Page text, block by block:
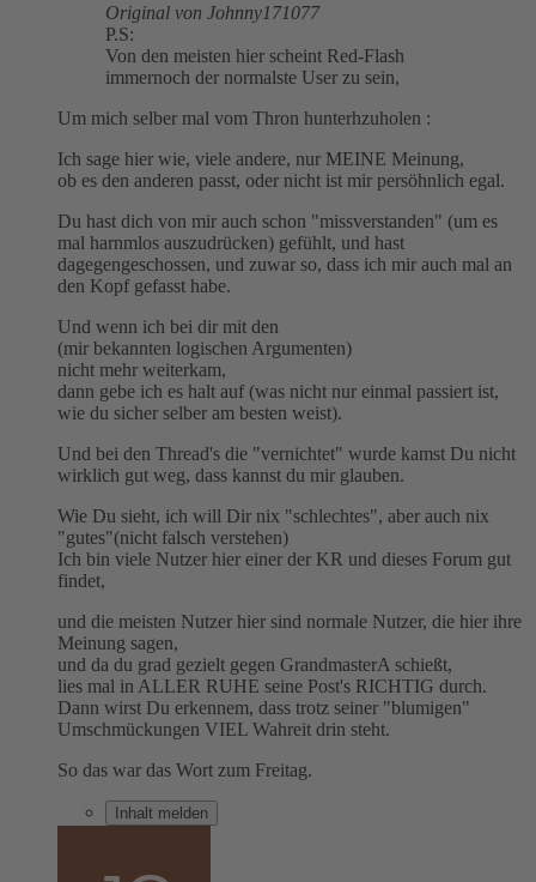
Original von Johnny171077
P.S:
Von den meisten hier scheint Red-Flash
immernoch der normalste User zu sein,
Um mich selber mal vom Thron hunterhzuholen :
Ich sage hier wie, viele andere, nur MEINE Meinung,
ob es den anderen passt, oder nicht ist mir persöhnlich egal.
Du hast dich von mir auch schon "missverstanden" (um es
mal harnmlos auszudrücken) gefühlt, und hast
dagegengeschossen, und zuwar so, dass ich mir auch mal an
den Kopf gefasst habe.
Und wenn ich bei dir mit den
(mir bekannten logischen Argumenten)
nicht mehr weiterkam,
dann gebe ich es halt auf (was nicht nur einmal passiert ist,
wie du sicher selber am besten weist).
Und bei den Thread's die "vernichtet" wurde kamst Du nicht
wirklich gut weg, dass kannst du mir glauben.
Wie Du sieht, ich will Dir nix "schlechtes", aber auch nix
"gutes"(nicht falsch verstehen)
Ich bin viele Nutzer hier einer der KR und dieses Forum gut
findet,
und die meisten Nutzer hier sind normale Nutzer, die hier ihre
Meinung sagen,
und da du grad gezielt gegen GrandmasterA schießt,
lies mal in ALLER RUHE seine Post's RICHTIG durch.
Dann wirst Du erkennem, dass trotz seiner "blumigen"
Umschmückungen VIEL Wahreit drin steht.
So das war das Wort zum Freitag.
Inhalt melden